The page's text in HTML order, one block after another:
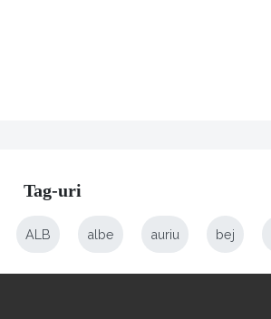
Tag-uri
ALB albe auriu bej